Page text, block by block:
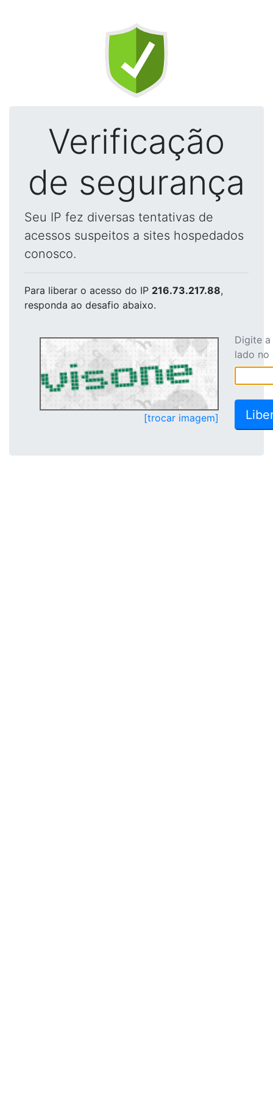
Verificação
de segurança
Seu IP fez diversas tentativas de
acessos suspeitos a sites hospedados
conosco.
Para liberar o acesso do IP 216.73.217.88,
responda ao desafio abaixo.
[trocar imagem]
Digite
lado no